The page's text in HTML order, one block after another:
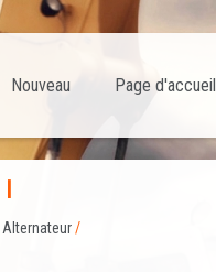
Page d'accueil
Nouveau
Alternateur/